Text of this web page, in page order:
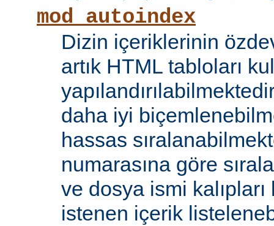
mod_autoindex
Dizin içeriklerinin
artık HTML tabloları
daha iyi
hassas
numarasına göre
ve dosya ismi
istenen içerik